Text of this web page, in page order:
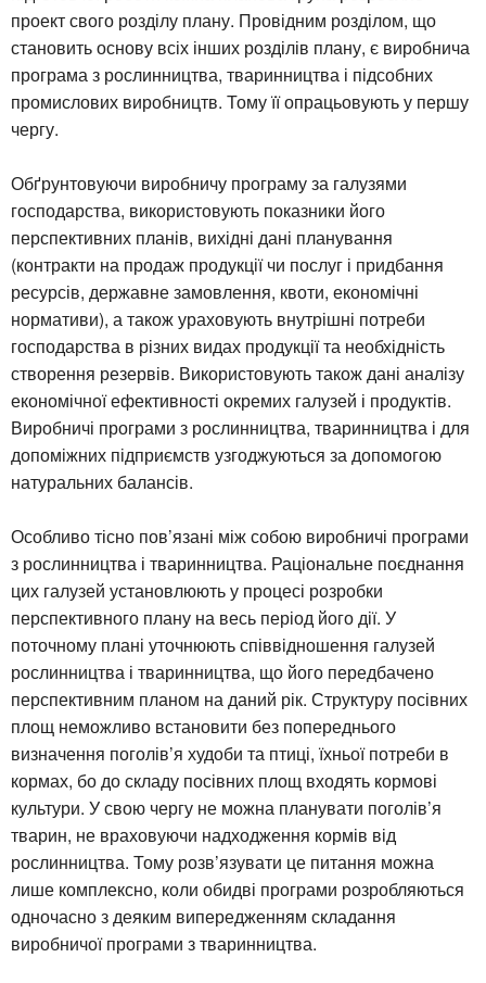
проект свого розділу плану. Провідним розділом, що
становить основу всіх інших розділів плану, є виробнича
програма з рослинництва, тваринництва і підсобних
промислових виробництв. Тому її опрацьовують у першу
чергу.
Обґрунтовуючи виробничу програму за галузями
господарства, використовують показники його
перспективних планів, вихідні дані планування
(контракти на продаж продукції чи послуг і придбання
ресурсів, державне замовлення, квоти, економічні
нормативи), а також ураховують внутрішні потреби
господарства в різних видах продукції та необхідність
створення резервів. Використовують також дані аналізу
економічної ефективності окремих галузей і продуктів.
Виробничі програми з рослинництва, тваринництва і для
допоміжних підприємств узгоджуються за допомогою
натуральних балансів.
Особливо тісно пов’язані між собою виробничі програми
з рослинництва і тваринництва. Раціональне поєднання
цих галузей установлюють у процесі розробки
перспективного плану на весь період його дії. У
поточному плані уточнюють співвідношення галузей
рослинництва і тваринництва, що його передбачено
перспективним планом на даний рік. Структуру посівних
площ неможливо встановити без попереднього
визначення поголів’я худоби та птиці, їхньої потреби в
кормах, бо до складу посівних площ входять кормові
культури. У свою чергу не можна планувати поголів’я
тварин, не враховуючи надходження кормів від
рослинництва. Тому розв’язувати це питання можна
лише комплексно, коли обидві програми розробляються
одночасно з деяким випередженням складання
виробничої програми з тваринництва.